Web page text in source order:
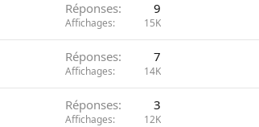
Réponses 9
Affichages 15K
Réponses 7
Affichages 14K
Réponses 3
Affichages 12K